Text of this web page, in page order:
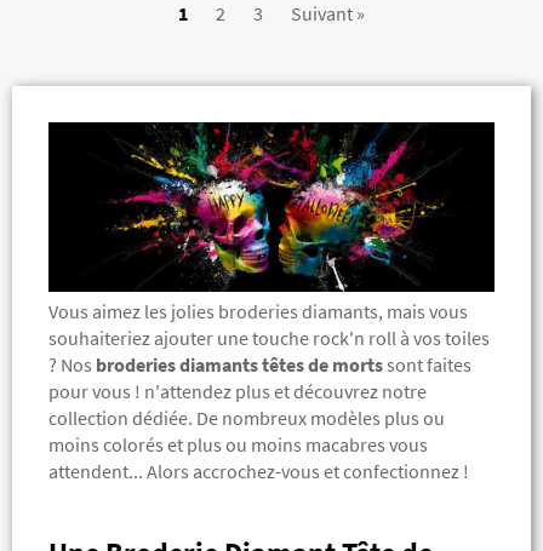
1 2 3 Suivant »
Vous aimez les jolies broderies diamants, mais vous
souhaiteriez ajouter une touche rock'n roll à vos toiles
? Nos broderies diamants têtes de mortssont faites
pour vous ! n'attendez plus et découvrez notre
collection dédiée. De nombreux modèles plus ou
moins colorés et plus ou moins macabres vous
attendent... Alors accrochez-vous et confectionnez !